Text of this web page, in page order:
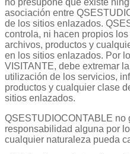
no presupone que existe
asociación entre
de los sitios enlazados.
controla, ni hacen propios
archivos, productos y
en los sitios enlazados. Por
VISITANTE, debe extremar
utilización de los servicios,
productos y cualquier clase
sitios enlazados.
QSESTUDIOCONTABLE no
responsabilidad alguna por
cualquier naturaleza pueda